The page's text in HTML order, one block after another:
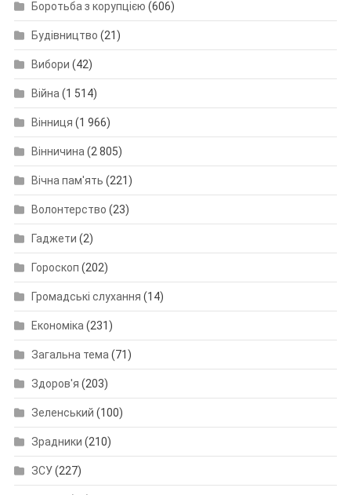
Боротьба з корупцією (606)
Будівництво (21)
Вибори (42)
Війна (1 514)
Вінниця (1 966)
Вінничина (2 805)
Вічна пам'ять (221)
Волонтерство (23)
Гаджети (2)
Гороскоп (202)
Громадські слухання (14)
Економіка (231)
Загальна тема (71)
Здоров'я (203)
Зеленський (100)
Зрадники (210)
ЗСУ(227)